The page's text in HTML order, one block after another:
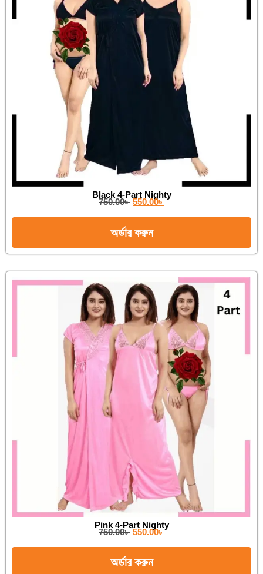
Black 4-Part Nighty
750.00৳ 550.00৳
অর্ডার করুন
Pink 4-Part Nighty
750.00৳ 550.00৳
অর্ডার করুন